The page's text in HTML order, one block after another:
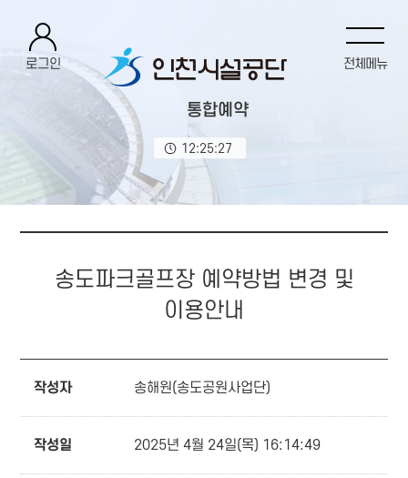
통합예약
12:25:27
전체메뉴
로그인
송도파크골프장 예약방법 변경 및
이용안내
작성자 송해원(송도공원사업단)
작성일 2025년 4월 24일(목) 16:14:49